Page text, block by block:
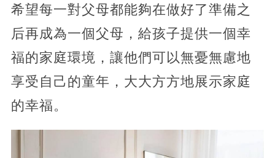
希望每一對父母都能夠在做好了準備之
后再成為一個父母，給孩子提供一個幸
福的家庭環境，讓他們可以無憂無慮地
享受自己的童年，大大方方地展示家庭
的幸福。